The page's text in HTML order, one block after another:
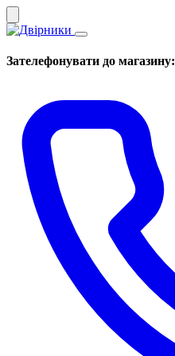
Зателефонувати до магазину: